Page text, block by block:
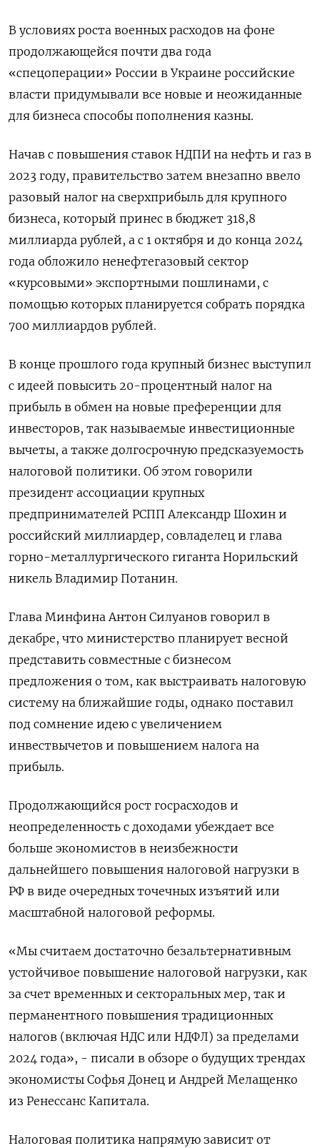
В условиях роста военных расходов на фоне
продолжающейся почти два года
«спецоперации» России в Украине российские
власти придумывали все новые и неожиданные
для бизнеса способы пополнения казны.
Начав с повышения ставок НДПИ на нефть и газ в
2023 году, правительство затем внезапно ввело
разовый налог на сверхприбыль для крупного
бизнеса, который принес в бюджет 318,8
миллиарда рублей, а с 1 октября и до конца 2024
года обложило ненефтегазовый сектор
«курсовыми» экспортными пошлинами, с
помощью которых планируется собрать порядка
700 миллиардов рублей.
В конце прошлого года крупный бизнес выступил
с идеей повысить 20-процентный налог на
прибыль в обмен на новые преференции для
инвесторов, так называемые инвестиционные
вычеты, а также долгосрочную предсказуемость
налоговой политики. Об этом говорили
президент ассоциации крупных
предпринимателей РСПП Александр Шохин и
российский миллиардер, совладелец и глава
горно-металлургического гиганта Норильский
никель Владимир Потанин.
Глава Минфина Антон Силуанов говорил в
декабре, что министерство планирует весной
представить совместные с бизнесом
предложения о том, как выстраивать налоговую
систему на ближайшие годы, однако поставил
под сомнение идею c увеличением
инвествычетов и повышением налога на
прибыль.
Продолжающийся рост госрасходов и
неопределенность с доходами убеждает все
больше экономистов в неизбежности
дальнейшего повышения налоговой нагрузки в
РФ в виде очередных точечных изъятий или
масштабной налоговой реформы.
«Мы считаем достаточно безальтернативным
устойчивое повышение налоговой нагрузки, как
за счет временных и секторальных мер, так и
перманентного повышения традиционных
налогов (включая НДС или НДФЛ) за пределами
2024 года», - писали в обзоре о будущих трендах
экономисты Софья Донец и Андрей Мелащенко
из Ренессанс Капитала.
Налоговая политика напрямую зависит от